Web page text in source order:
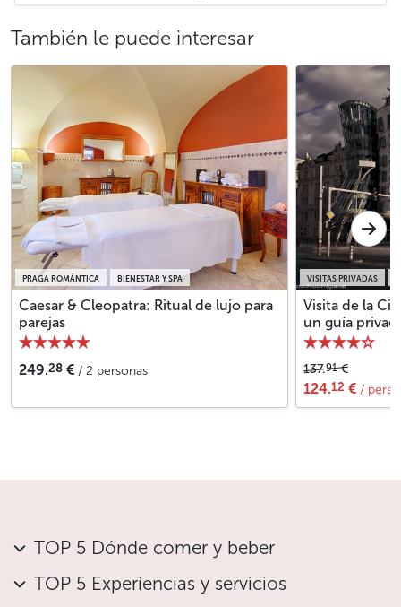
También le puede interesar
PRAGA ROMÁNTICA BIENESTAR Y SPA
Caesar & Cleopatra: Ritual de lujo para
parejas
249.28 € / 2 personas
VISITAS PRIVADAS
Visita de la
un guía
137.91€
124.12 € /
TOP 5 Dónde comer y beber
TOP 5 Experiencias y servicios